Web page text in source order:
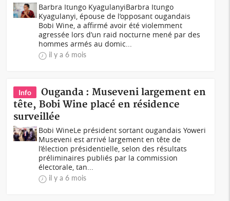
Barbra Itungo KyagulanyiBarbra Itungo
Kyagulanyi, épouse de l’opposant ougandais
Bobi Wine, a affirmé avoir été violemment
agressée lors d’un raid nocturne mené par des
hommes armés au domic...
il y a 6 mois
Info
Ouganda : Museveni largement en
tête, Bobi Wine placé en résidence
surveillée
Bobi WineLe président sortant ougandais Yoweri
Museveni est arrivé largement en tête de
l’élection présidentielle, selon des résultats
préliminaires publiés par la commission
électorale, tan...
il y a 6 mois